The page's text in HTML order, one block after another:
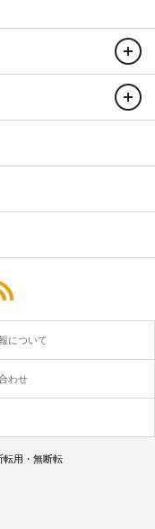
について
わせ
転用・無断転